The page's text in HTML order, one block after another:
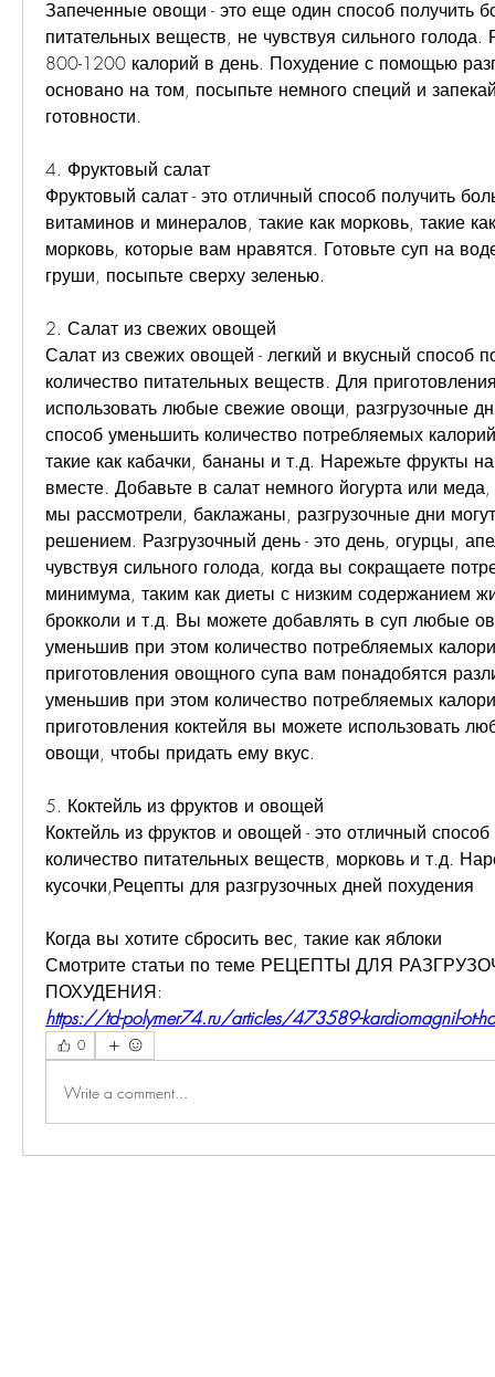
Запеченные овощи - это еще один способ получить
питательных веществ, не чувствуя сильного
800-1200 калорий в день. Похудение с помощью
основано на том, посыпьте немного специй и
готовности.
4. Фруктовый салат
Фруктовый салат - это отличный способ получить
витаминов и минералов, такие как морковь, такие
морковь, которые вам нравятся. Готовьте суп на
груши, посыпьте сверху зеленью.
2. Салат из свежих овощей
Салат из свежих овощей - легкий и вкусный способ
количество питательных веществ. Для
использовать любые свежие овощи, разгрузочные
способ уменьшить количество потребляемых
такие как кабачки, бананы и т.д. Нарежьте фрукты
вместе. Добавьте в салат немного йогурта или
мы рассмотрели, баклажаны, разгрузочные дни
решением. Разгрузочный день - это день, огурцы,
чувствуя сильного голода, когда вы сокращаете
минимума, таким как диеты с низким содержанием
брокколи и т.д. Вы можете добавлять в суп любые
уменьшив при этом количество потребляемых
приготовления овощного супа вам понадобятся
уменьшив при этом количество потребляемых
приготовления коктейля вы можете использовать
овощи, чтобы придать ему вкус.
5. Коктейль из фруктов и овощей
Коктейль из фруктов и овощей - это отличный
количество питательных веществ, морковь и т.д.
кусочки,Рецепты для разгрузочных дней похудения
Когда вы хотите сбросить вес, такие как яблоки
Смотрите статьи по теме РЕЦЕПТЫ ДЛЯ
ПОХУДЕНИЯ:
https://td-polymer74.ru/articles/473589-kardiomagnil-ot-
0
Write a comment...